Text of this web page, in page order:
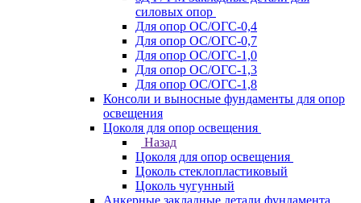
силовых опор
Для опор ОС/ОГС-0,4
Для опор ОС/ОГС-0,7
Для опор ОС/ОГС-1,0
Для опор ОС/ОГС-1,3
Для опор ОС/ОГС-1,8
Консоли и выносные фундаменты для опор
освещения
Цоколя для опор освещения
Назад
Цоколя для опор освещения
Цоколь стеклопластиковый
Цоколь чугунный
Анкерные закладные детали фундамента